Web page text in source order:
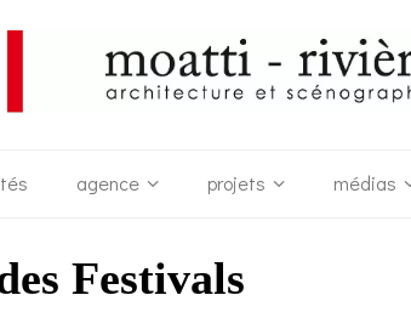
agence projets médias
Festivals